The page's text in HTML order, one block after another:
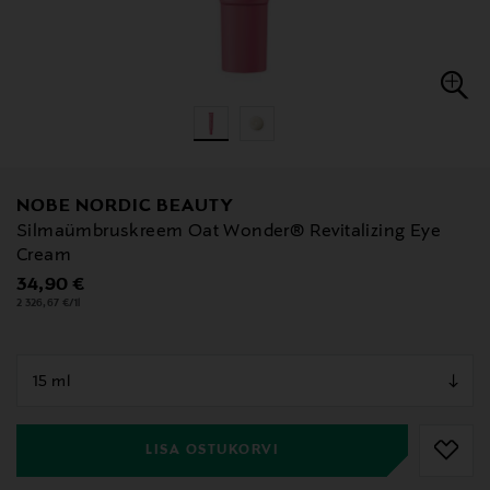
NOBE NORDIC BEAUTY
Silmaümbruskreem Oat Wonder® Revitalizing Eye
Cream
Original Price
34,90 €
2 326,67 €/1l
LISA OSTUKORVI